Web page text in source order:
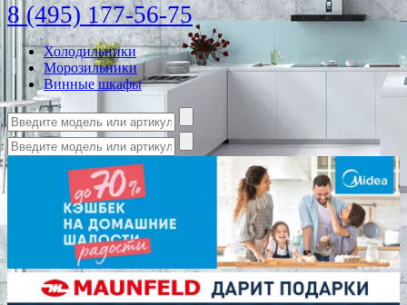
8 (495) 177-56-75
Холодильники
Морозильники
Винные шкафы